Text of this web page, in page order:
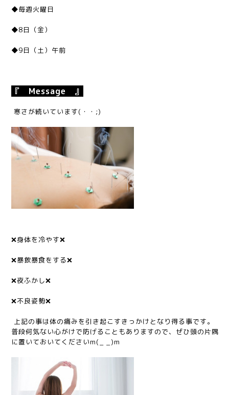
◆毎週火曜日
◆8日（金）
◆9日（土）午前
『 Message 』
寒さが続いています(・・;)
❌身体を冷やす❌
❌暴飲暴食をする❌
❌夜ふかし❌
❌不良姿勢❌
上記の事は体の痛みを引き起こすきっかけとなり得る事です。
普段何気ない心がけで防げることもありますので、ぜひ頭の片隅
に置いておいてくださいm(_ _)m